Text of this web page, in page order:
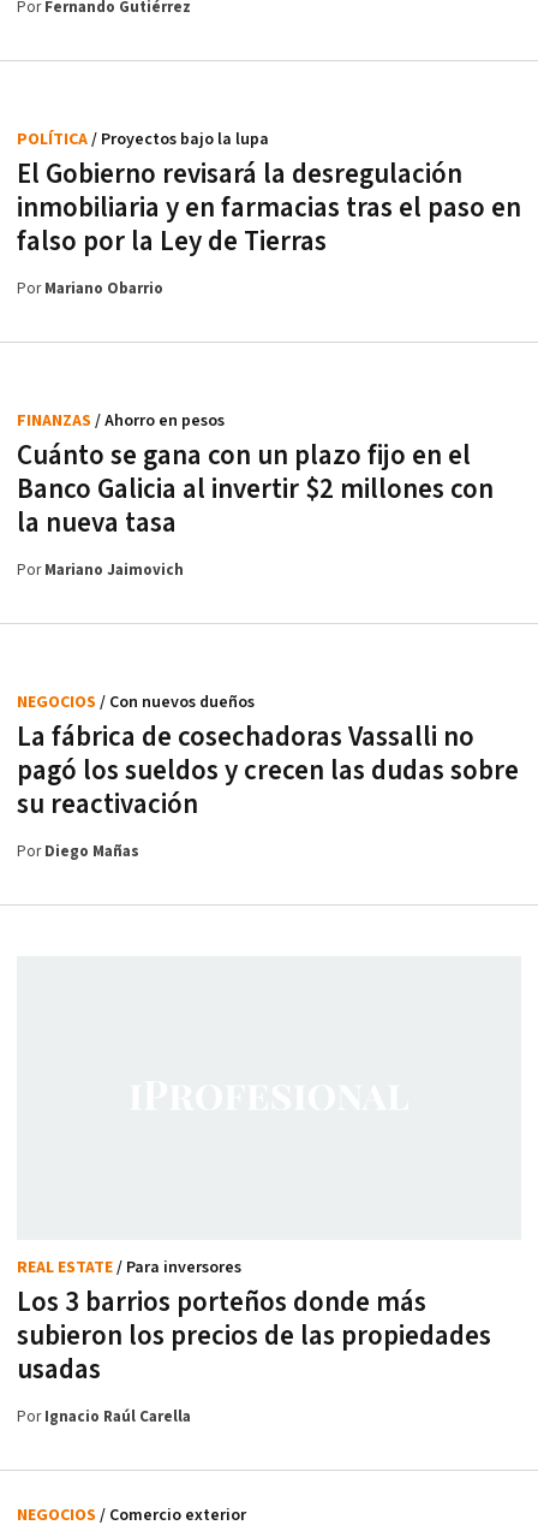
PorFernando Gutiérrez
El Gobierno revisará la desregulación
inmobiliaria y en farmacias tras el paso en
falso por la Ley de Tierras
POLÍTICA/ Proyectos bajo la lupa
PorMariano Obarrio
Cuánto se gana con un plazo fijo en el
Banco Galicia al invertir $2 millones con
la nueva tasa
FINANZAS / Ahorro en pesos
PorMariano Jaimovich
La fábrica de cosechadoras Vassalli no
pagó los sueldos y crecen las dudas sobre
su reactivación
NEGOCIOS / Con nuevos dueños
PorDiego Mañas
Los 3 barrios porteños donde más
subieron los precios de las propiedades
usadas
REAL ESTATE/ Para inversores
PorIgnacio Raúl Carella
NEGOCIOS / Comercio exterior